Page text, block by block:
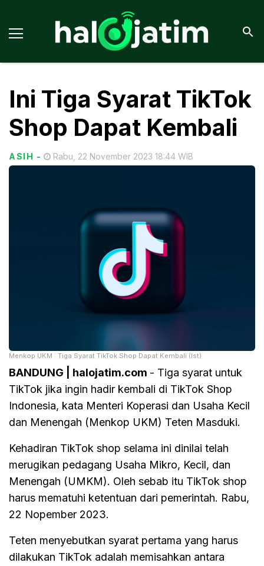
Ini Tiga Syarat TikTok
Shop Dapat Kembali
ASIH - Rabu, 22 November 2023 18:44 WIB
Menkop UKM : Tiga Syarat TikTok Shop Dapat Kembali (Ist)
BANDUNG | halojatim.com - Tiga syarat untuk
TikTok jika ingin hadir kembali di TikTok Shop
Indonesia, kata Menteri Koperasi dan Usaha Kecil
dan Menengah (Menkop UKM) Teten Masduki.
Kehadiran TikTok shop selama ini dinilai telah
merugikan pedagang Usaha Mikro, Kecil, dan
Menengah (UMKM). Oleh sebab itu TikTok shop
harus mematuhi ketentuan dari pemerintah. Rabu,
22 Nopember 2023.
Teten menyebutkan syarat pertama yang harus
dilakukan TikTok adalah memisahkan antara